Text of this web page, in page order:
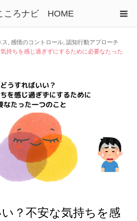
ころナビ HOME
ス, 感情のコントロール, 認知行動アプローチ
持ちを感じ過ぎずにするために必要なたった
？不安な気持ちを感